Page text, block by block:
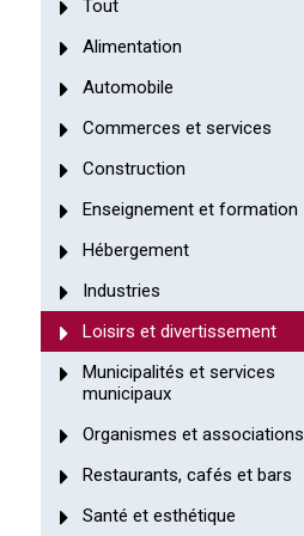
Tout
Alimentation
Automobile
Commerces et services
Construction
Enseignement et formation
Hébergement
Industries
Loisirs et divertissement
Municipalités et services
municipaux
Organismes et associations
Restaurants, cafés et bars
Santé et esthétique